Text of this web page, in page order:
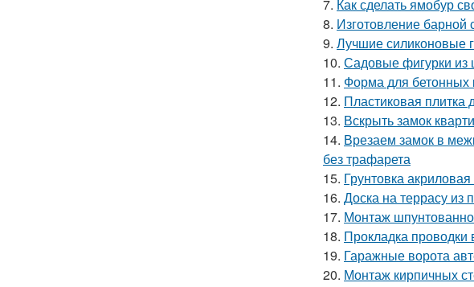
7. Как сделать ямобур
8. Изготовление барной
9. Лучшие силиконовые
10. Садовые фигурки
11. Форма для бетонных
12. Пластиковая
13. Вскрыть замок
14. Врезаем замок в
без трафарета
15. Грунтовка
16. Доска на террасу из
17. Монтаж
18. Прокладка
19. Гаражные ворота
20. Монтаж кирпичных